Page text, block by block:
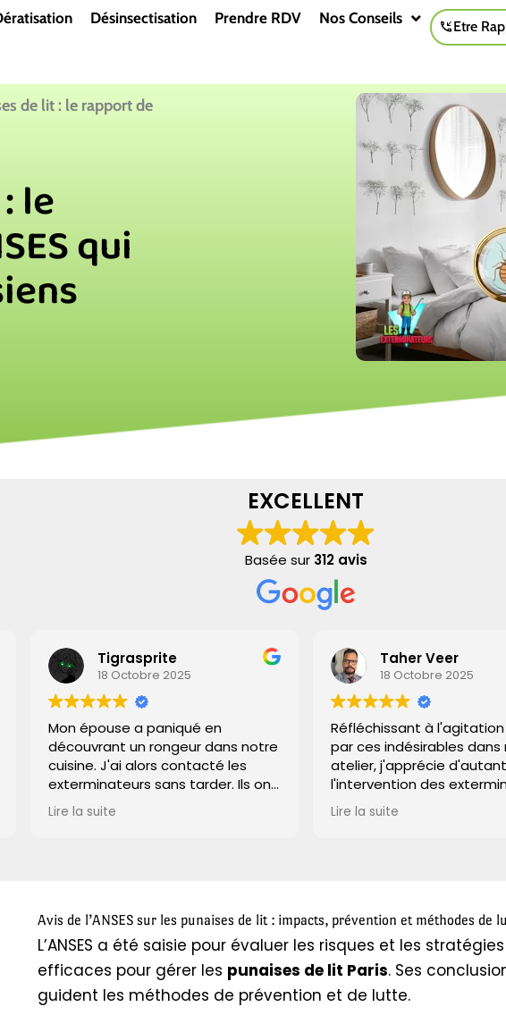
Désinsectisation Prendre RDV Nos Conseils Etre
de lit : le rapport de
le
qui
EXCELLENT
Basée sur 312 avis
Tigrasprite
18 Octobre 2025
Mon épouse a paniqué en
découvrant un rongeur dans notre
cuisine. J'ai alors contacté les
exterminateurs sans tarder. Ils ont
été hyper réactifs et rassurants,
gérant la situation
boulot.
Lire la suite
Taher Veer
18 Octobre 2025
Réfléchissant à l'agitation
par ces indésirables dans mon
atelier, j'apprécie d'autant plus
l'intervention des
Leur intervention a été rapide et
efficace, le tout avec beaucoup
Lire la suite
Avis de l’ANSES sur les punaises de lit : impacts, prévention et méthodes de
L’ANSES a été saisie pour évaluer les risques et les stratégies
efficaces pour gérer les punaises de lit Paris. Ses
guident les méthodes de prévention et de lutte.